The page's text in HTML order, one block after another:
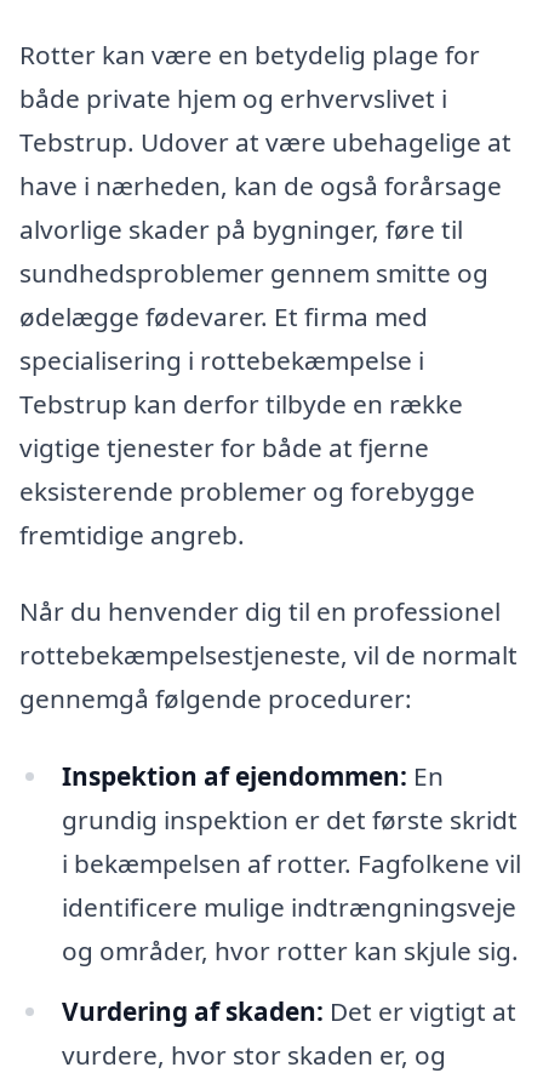
Rotter kan være en betydelig plage for
både private hjem og erhvervslivet i
Tebstrup. Udover at være ubehagelige at
have i nærheden, kan de også forårsage
alvorlige skader på bygninger, føre til
sundhedsproblemer gennem smitte og
ødelægge fødevarer. Et firma med
specialisering i rottebekæmpelse i
Tebstrup kan derfor tilbyde en række
vigtige tjenester for både at fjerne
eksisterende problemer og forebygge
fremtidige angreb.
Når du henvender dig til en professionel
rottebekæmpelsestjeneste, vil de normalt
gennemgå følgende procedurer:
Inspektion af ejendommen: En
grundig inspektion er det første skridt
i bekæmpelsen af rotter. Fagfolkene vil
identificere mulige indtrængningsveje
og områder, hvor rotter kan skjule sig.
Vurdering af skaden: Det er vigtigt at
vurdere, hvor stor skaden er, og